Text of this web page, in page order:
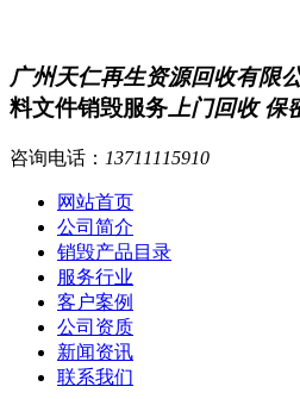
广州天仁再生资源回收有限
料文件销毁服务 上门回收 保
咨询电话： 13711115910
网站首页
公司简介
销毁产品目录
服务行业
客户案例
公司资质
新闻资讯
联系我们